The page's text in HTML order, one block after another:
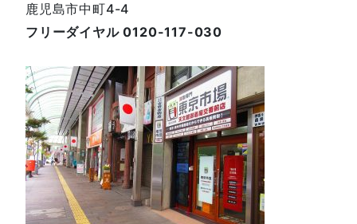
鹿児島市中町4-4
フリーダイヤル 0120-117-030